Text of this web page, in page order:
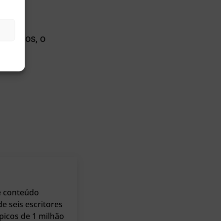
pilotos, o
conteúdo
seis escritores
de 1 milhão